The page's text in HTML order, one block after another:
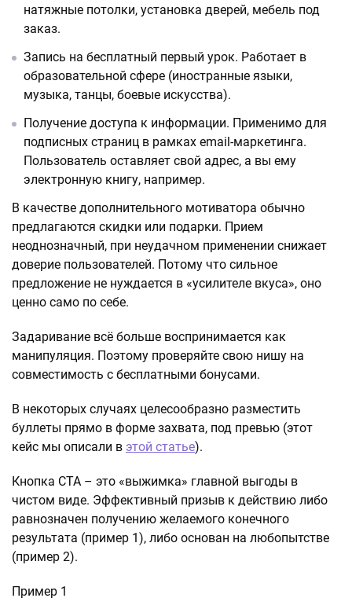
натяжные потолки, установка дверей, мебель под
заказ.
Запись на бесплатный первый урок. Работает в
образовательной сфере (иностранные языки,
музыка, танцы, боевые искусства).
Получение доступа к информации. Применимо для
подписных страниц в рамках email-маркетинга.
Пользователь оставляет свой адрес, а вы ему
электронную книгу, например.
В качестве дополнительного мотиватора обычно
предлагаются скидки или подарки. Прием
неоднозначный, при неудачном применении снижает
доверие пользователей. Потому что сильное
предложение не нуждается в «усилителе вкуса», оно
ценно само по себе.
Задаривание всё больше воспринимается как
манипуляция. Поэтому проверяйте свою нишу на
совместимость с бесплатными бонусами.
В некоторых случаях целесообразно разместить
буллеты прямо в форме захвата, под превью (этот
кейс мы описали в этой статье).
Кнопка СТА – это «выжимка» главной выгоды в
чистом виде. Эффективный призыв к действию либо
равнозначен получению желаемого конечного
результата (пример 1), либо основан на любопытстве
(пример 2).
Пример 1